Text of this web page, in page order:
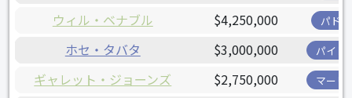
ウィル・ベナブル $4,250,000 パド
ホセ・タバタ $3,000,000 パイレ
ギャレット・ジョーンズ $2,750,000 マーリ